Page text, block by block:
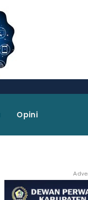
Opini